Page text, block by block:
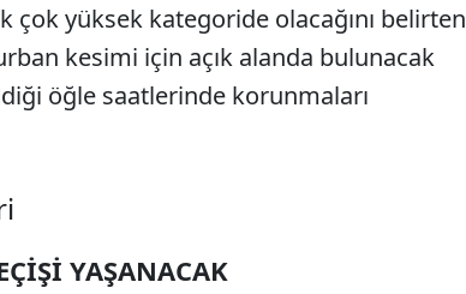
çok yüksek kategoride olacağını belirten
kesimi için açık alanda bulunacak
öğle saatlerinde korunmaları
YAŞANACAK